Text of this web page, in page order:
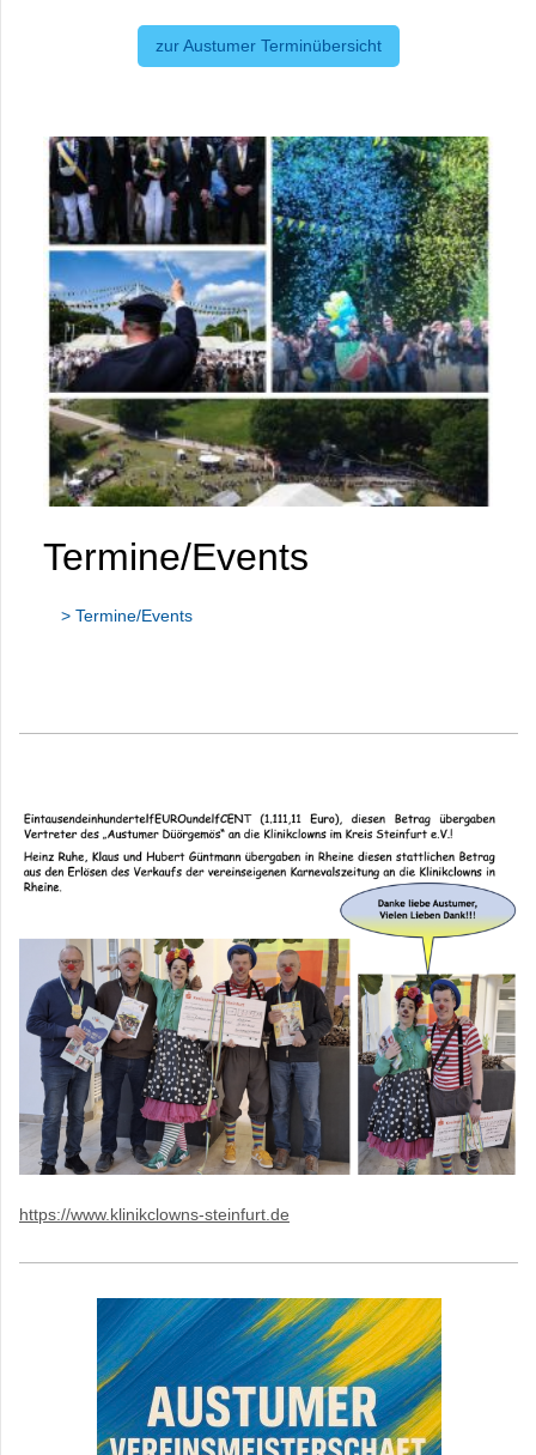
zur Austumer Terminübersicht
Termine/Events
> Termine/Events
https://www.klinikclowns-steinfurt.de